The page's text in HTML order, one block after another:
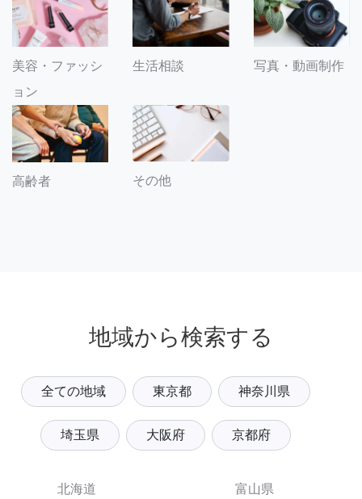
美容・ファッシ
ョン
生活相談 写真・動画制作
高齢者 その他
地域から検索する
全ての地域 東京都 神奈川県
埼玉県 大阪府 京都府
北海道
富山県